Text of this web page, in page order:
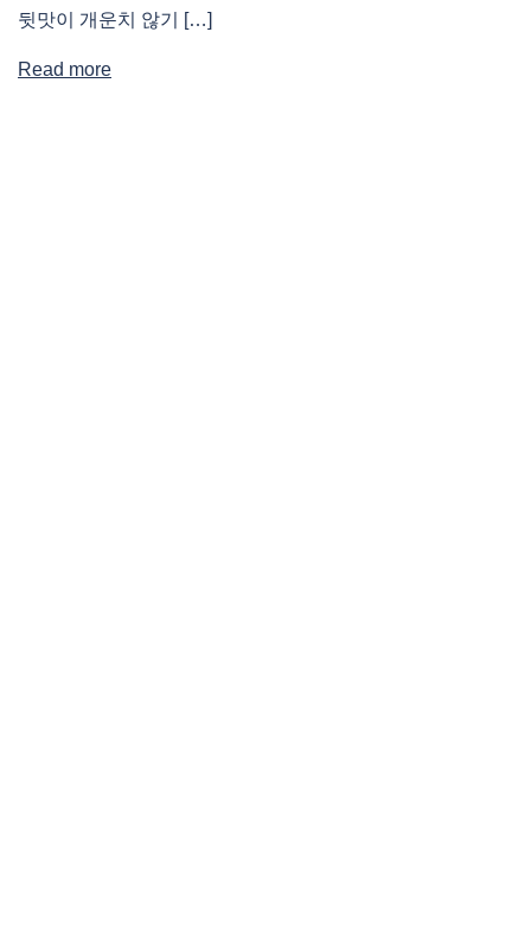
뒷맛이 개운치 않기 […]
Read more